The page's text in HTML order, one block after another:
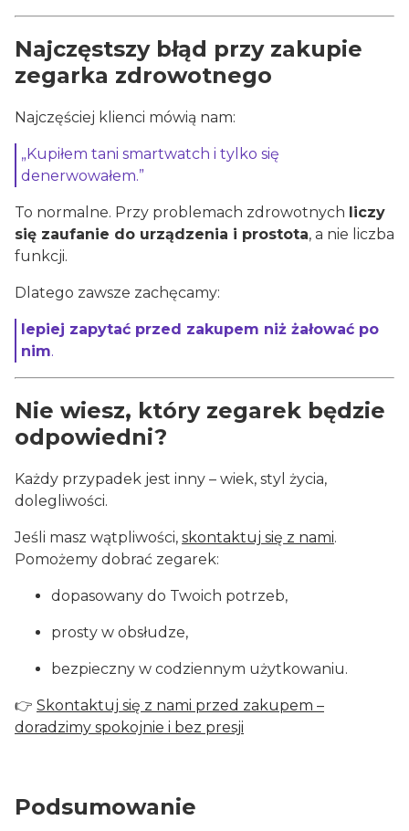
Najczęstszy błąd przy zakupie
zegarka zdrowotnego
Najczęściej klienci mówią nam:
„Kupiłem tani smartwatch i tylko się
denerwowałem.”
To normalne. Przy problemach zdrowotnych liczy
się zaufanie do urządzenia i prostota, a nie liczba
funkcji.
Dlatego zawsze zachęcamy:
lepiej zapytać przed zakupem niż żałować po
nim.
Nie wiesz, który zegarek będzie
odpowiedni?
Każdy przypadek jest inny – wiek, styl życia,
dolegliwości.
Jeśli masz wątpliwości, skontaktuj się z nami.
Pomożemy dobrać zegarek:
dopasowany do Twoich potrzeb,
prosty w obsłudze,
bezpieczny w codziennym użytkowaniu.
👉 Skontaktuj się z nami przed zakupem –
doradzimy spokojnie i bez presji
Podsumowanie